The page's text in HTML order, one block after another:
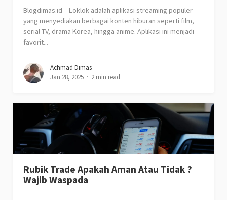
Blogdimas.id – Loklok adalah aplikasi streaming populer
yang menyediakan berbagai konten hiburan seperti film,
serial TV, drama Korea, hingga anime. Aplikasi ini menjadi
favorit...
Achmad Dimas
Jan 28, 2025
2 min read
Rubik Trade Apakah Aman Atau Tidak ?
Wajib Waspada